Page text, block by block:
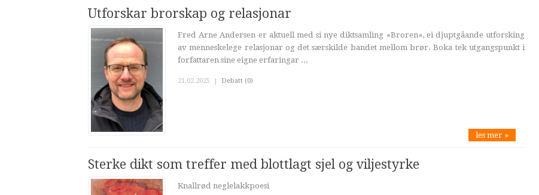
Utforskar brorskap og relasjonar
Fred Arne Andersen er aktuell med si nye diktsamling «Broren», ei djuptgåande utforsking
av menneskelege relasjonar og det særskilde bandet mellom brør. Boka tek utgangspunkt i
forfattaren sine eigne erfaringar ...
21.02.2025 | Debatt (0)
les mer »
Sterke dikt som treffer med blottlagt sjel og viljestyrke
Knallrød neglelakkpoesi